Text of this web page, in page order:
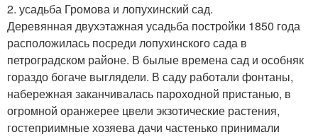
2. усадьба Громова и лопухинский сад.
Деревянная двухэтажная усадьба постройки 1850 года
расположилась посреди лопухинского сада в
петроградском районе. В былые времена сад и особняк
гораздо богаче выглядели. В саду работали фонтаны,
набережная заканчивалась пароходной пристанью, в
огромной оранжерее цвели экзотические растения,
гостеприимные хозяева дачи частенько принимали